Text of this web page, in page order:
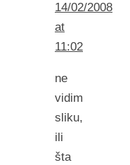
14/02/2008
at
11:02
ne
vidim
sliku,
ili
šta